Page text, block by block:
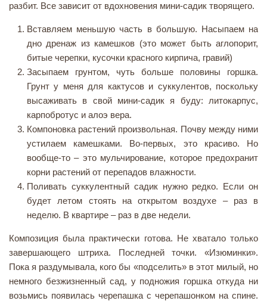
разбит. Все зависит от вдохновения мини-садик творящего.
Вставляем меньшую часть в большую. Насыпаем на
дно дренаж из камешков (это может быть аглопорит,
битые черепки, кусочки красного кирпича, гравий)
Засыпаем грунтом, чуть больше половины горшка.
Грунт у меня для кактусов и суккулентов, поскольку
высаживать в свой мини-садик я буду: литокарпус,
карпобротус и алоэ вера.
Компоновка растений произвольная. Почву между ними
устилаем камешками. Во-первых, это красиво. Но
вообще-то – это мульчирование, которое предохранит
корни растений от перепадов влажности.
Поливать суккулентный садик нужно редко. Если он
будет летом стоять на открытом воздухе – раз в
неделю. В квартире – раз в две недели.
Композиция была практически готова. Не хватало только
завершающего штриха. Последней точки. «Изюминки».
Пока я раздумывала, кого бы «подселить» в этот милый, но
немного безжизненный сад, у подножия горшка откуда ни
возьмись появилась черепашка с черепашонком на спине.